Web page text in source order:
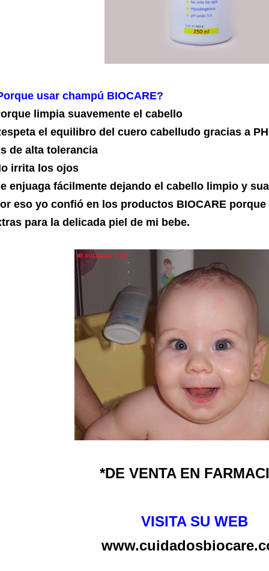
usar champú BIOCARE?
limpia suavemente el cabello
el equilibro del cuero cabelludo gracias a
de alta tolerancia
irrita los ojos
enjuaga fácilmente dejando el cabello limpio y
eso yo confió en los productos BIOCARE
para la delicada piel de mi bebe.
*DE VENTA EN
VISITA SU WEB